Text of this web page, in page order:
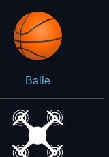
Balle